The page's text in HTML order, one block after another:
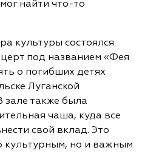
найти что-то
культуры состоялся
под названием «Фея
о погибших детях
Луганской
зале также была
чаша, куда все
свой вклад. Это
культурным, но и важным